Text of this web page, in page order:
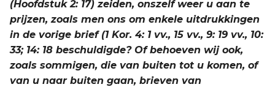
(Hoofdstuk 2: 17) zeiden, onszelf weer u aan te
prijzen, zoals men ons om enkele uitdrukkingen
in de vorige brief (1 Kor. 4: 1 vv., 15 vv., 9: 19 vv., 10:
33; 14: 18 beschuldigde? Of behoeven wij ook,
zoals sommigen, die van buiten tot u komen, of
van u naar buiten gaan, brieven van